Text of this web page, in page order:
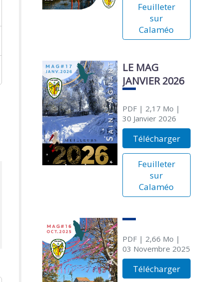
Feuilleter
sur
Calaméo
LE MAG
JANVIER 2026
PDF| 2,17 Mo |
30 Janvier 2026
Télécharger
Feuilleter
sur
Calaméo
PDF| 2,66 Mo |
03 Novembre 2025
Télécharger